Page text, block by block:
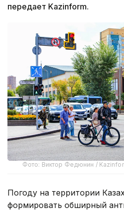
передает Kazinform.
Фото: Виктор Федюнин /
Погоду на территории
формировать обширный